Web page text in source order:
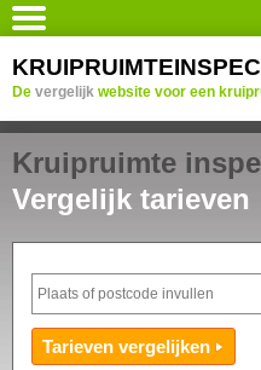
De vergelijk website voor een
Kruipruimte
Vergelijk tarieven